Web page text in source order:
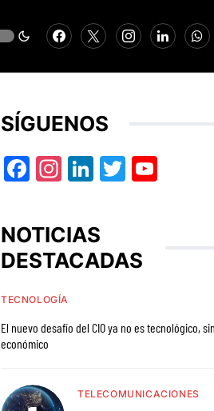
SÍGUENOS
Facebook
Instagram
LinkedIn
Twitter
NOTICIAS
DESTACADAS
TECNOLOGÍA
El nuevo desafío del CIO ya no es tecnológico,
económico
TELECOMUNICACIONES